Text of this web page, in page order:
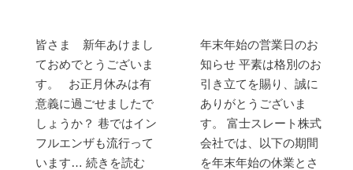
皆さま 新年あけまし
ておめでとうございま
す。 お正月休みは有
意義に過ごせましたで
しょうか？ 巷ではイン
フルエンザも流行って
います… 続きを読む
年末年始の営業日のお
知らせ 平素は格別のお
引き立てを賜り、誠に
ありがとうございま
す。 富士スレート株式
会社では、以下の期間
を年末年始の休業とさ